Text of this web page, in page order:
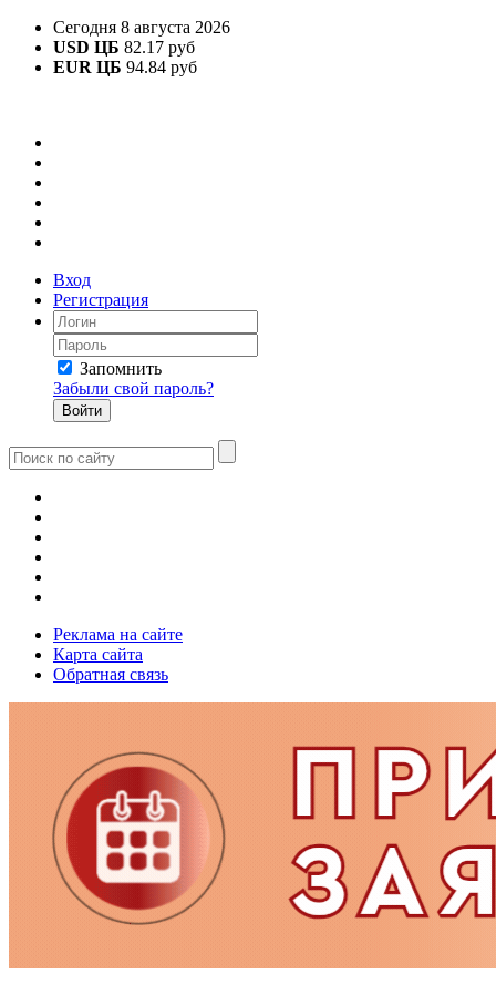
Сегодня 8 августа 2026
USD ЦБ 82.17 руб
EUR ЦБ 94.84 руб
Вход
Регистрация
Запомнить
Забыли свой пароль?
Реклама на сайте
Карта сайта
Обратная связь